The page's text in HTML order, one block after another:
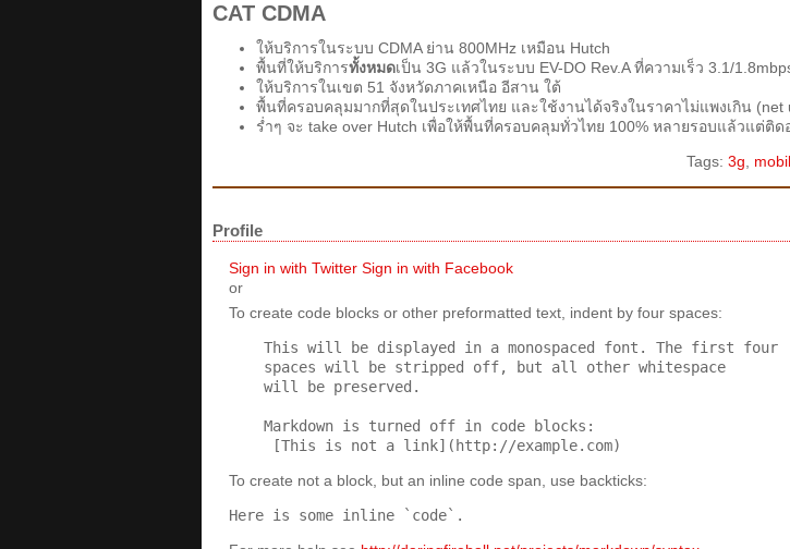
CAT CDMA
ให้บริการในระบบ CDMA ย่าน 800MHz เหมือน Hutch
พื้นที่ให้บริการทั้งหมดเป็น 3G แล้วในระบบ EV-DO Rev.A ที่ความเร็ว 3.1/
ให้บริการในเขต 51 จังหวัดภาคเหนือ อีสาน ใต้
พื้นที่ครอบคลุมมากที่สุดในประเทศไทย และใช้งานได้จริงในราคาไม่แพงเกิน (net
ร่ำๆ จะ take over Hutch เพื่อให้พื้นที่ครอบคลุมทั่วไทย 100% หลายรอบแล้วแต่ติด
Tags: 3g
Profile
Sign in with Twitter Sign in with Facebook
or
To create code blocks or other preformatted text, indent by four spaces:
To create not a block, but an inline code span, use backticks:
Here is some inline `code`.